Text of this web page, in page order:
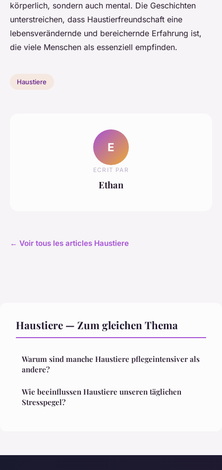
körperlich, sondern auch mental. Die Geschichten
unterstreichen, dass Haustierfreundschaft eine
lebensverändernde und bereichernde Erfahrung ist,
die viele Menschen als essenziell empfinden.
Haustiere
E
ECRIT PAR
Ethan
← Voir tous les articles Haustiere
Haustiere — Zum gleichen Thema
Warum sind manche Haustiere pflegeintensiver als
andere?
Wie beeinflussen Haustiere unseren täglichen
Stresspegel?